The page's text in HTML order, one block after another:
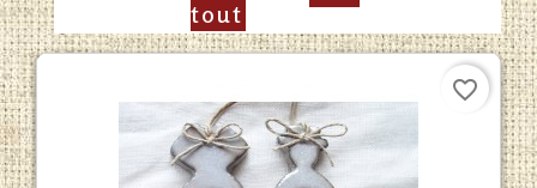
tout
favorite_border